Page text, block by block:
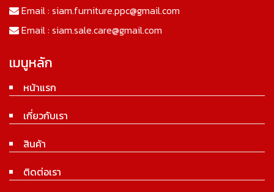
Email : siam.furniture.ppc@gmail.com
Email : siam.sale.care@gmail.com
เมนูหลัก
หน้าแรก
เกี่ยวกับเรา
สินค้า
ติดต่อเรา